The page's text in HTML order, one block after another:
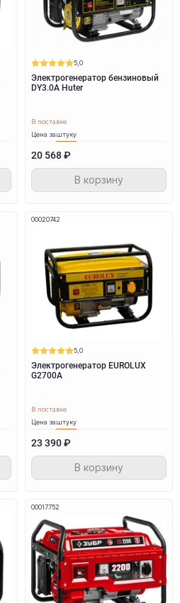
5,0
Электрогенератор бензиновый
DY3.0A Huter
В поставке
Цена заштуку
20 568 ₽
В корзину
00020742
5,0
Электрогенератор EUROLUX
G2700A
В поставке
Цена заштуку
23 390 ₽
В корзину
00017752